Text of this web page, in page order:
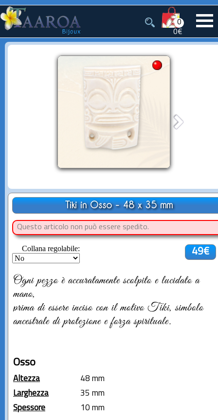
0
0€
Tiki in Osso - 48 x 35 mm
Questo articolo non può essere spedito.
Collana regolabile: 49€
Ogni pezzo è accuratamente scolpito e lucidato a
mano,
prima di essere inciso con il motivo Tiki, simbolo
ancestrale di protezione e forza spirituale.
Osso
Altezza
48 mm
Larghezza
35 mm
Spessore
10 mm